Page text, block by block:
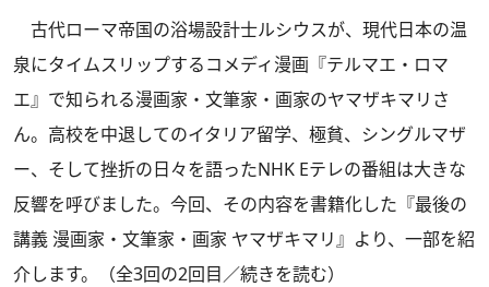
古代ローマ帝国の浴場設計士ルシウスが、現代日本の温
泉にタイムスリップするコメディ漫画『テルマエ・ロマ
エ』で知られる漫画家・文筆家・画家のヤマザキマリさ
ん。高校を中退してのイタリア留学、極貧、シングルマザ
ー、そして挫折の日々を語ったNHK Eテレの番組は大きな
反響を呼びました。今回、その内容を書籍化した 『最後の
講義 漫画家・文筆家・画家 ヤマザキマリ』 より、一部を紹
介します。（全3回の2回目／続きを読む）